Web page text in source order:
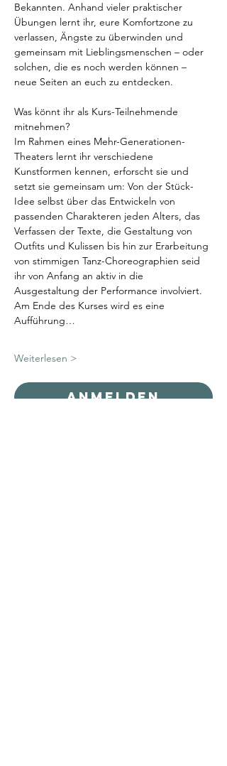
Bekannten. Anhand vieler praktischer
Übungen lernt ihr, eure Komfortzone zu
verlassen, Ängste zu überwinden und
gemeinsam mit Lieblingsmenschen – oder
solchen, die es noch werden können –
neue Seiten an euch zu entdecken.
Was könnt ihr als Kurs-Teilnehmende
mitnehmen?
Im Rahmen eines Mehr-Generationen-
Theaters lernt ihr verschiedene
Kunstformen kennen, erforscht sie und
setzt sie gemeinsam um: Von der Stück-
Idee selbst über das Entwickeln von
passenden Charakteren jeden Alters, das
Verfassen der Texte, die Gestaltung von
Outfits und Kulissen bis hin zur Erarbeitung
von stimmigen Tanz-Choreographien seid
ihr von Anfang an aktiv in die
Ausgestaltung der Performance involviert.
Am Ende des Kurses wird es eine
Aufführung…
Weiterlesen >
Anmelden